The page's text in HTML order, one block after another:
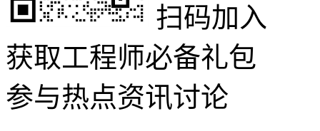
扫码加入
获取工程师必备礼包
参与热点资讯讨论